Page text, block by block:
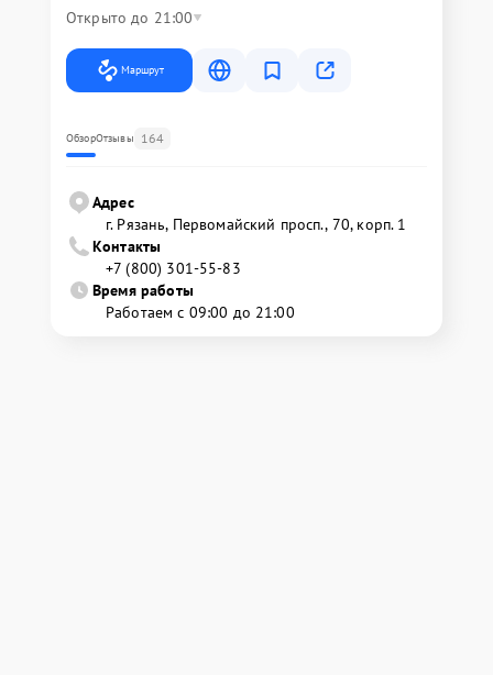
Открыто до 21:00
Маршрут
ОбзорОтзывы 164
Адрес
г. Рязань, Первомайский просп., 70, корп. 1
Контакты
+7 (800) 301-55-83
Время работы
Работаем с 09:00 до 21:00